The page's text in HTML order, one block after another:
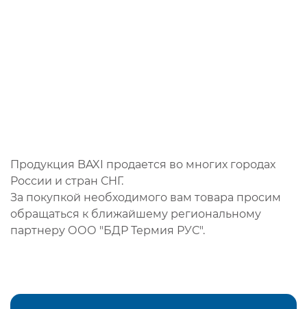
Продукция BAXI продается во многих городах
России и стран СНГ.
За покупкой необходимого вам товара просим
обращаться к ближайшему региональному
партнеру ООО "БДР Термия РУС".